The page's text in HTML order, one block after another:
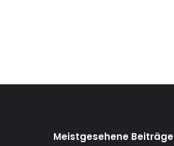
Meistgesehene Beiträge